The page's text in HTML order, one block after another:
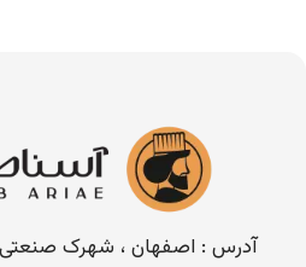
آدرس : اصفهان ، شهرک صنعتی